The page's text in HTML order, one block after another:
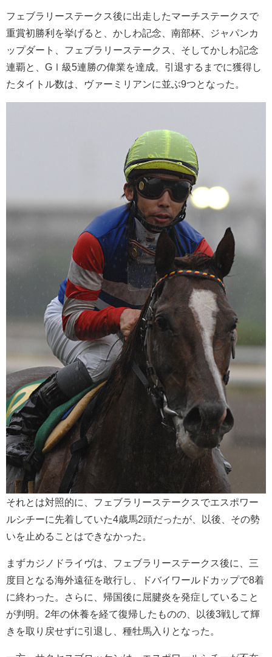
フェブラリーステークス後に出走したマーチステークスで
重賞初勝利を挙げると、かしわ記念、南部杯、ジャパンカ
ップダート、フェブラリーステークス、そしてかしわ記念
連覇と、GⅠ級5連勝の偉業を達成。引退するまでに獲得し
たタイトル数は、ヴァーミリアンに並ぶ9つとなった。
それとは対照的に、フェブラリーステークスでエスポワー
ルシチーに先着していた4歳馬2頭だったが、以後、その勢
いを止めることはできなかった。
まずカジノドライヴは、フェブラリーステークス後に、三
度目となる海外遠征を敢行し、ドバイワールドカップで8着
に終わった。さらに、帰国後に屈腱炎を発症していること
が判明。2年の休養を経て復帰したものの、以後3戦して輝
きを取り戻せずに引退し、種牡馬入りとなった。